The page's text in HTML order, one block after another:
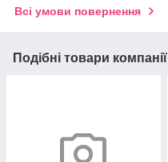
Всі умови повернення
Подібні товари компанії